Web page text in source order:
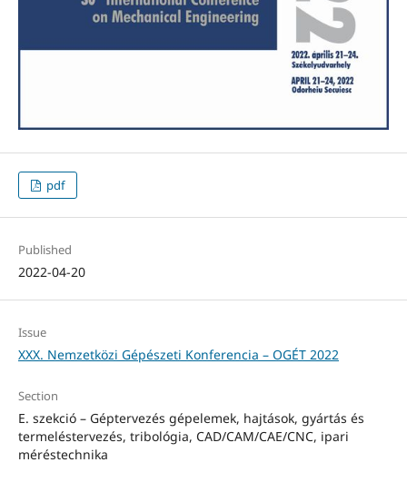
pdf
Published
2022-04-20
Issue
XXX. Nemzetközi Gépészeti Konferencia – OGÉT 2022
Section
E. szekció – Géptervezés gépelemek, hajtások, gyártás és
termeléstervezés, tribológia, CAD/CAM/CAE/CNC, ipari
méréstechnika